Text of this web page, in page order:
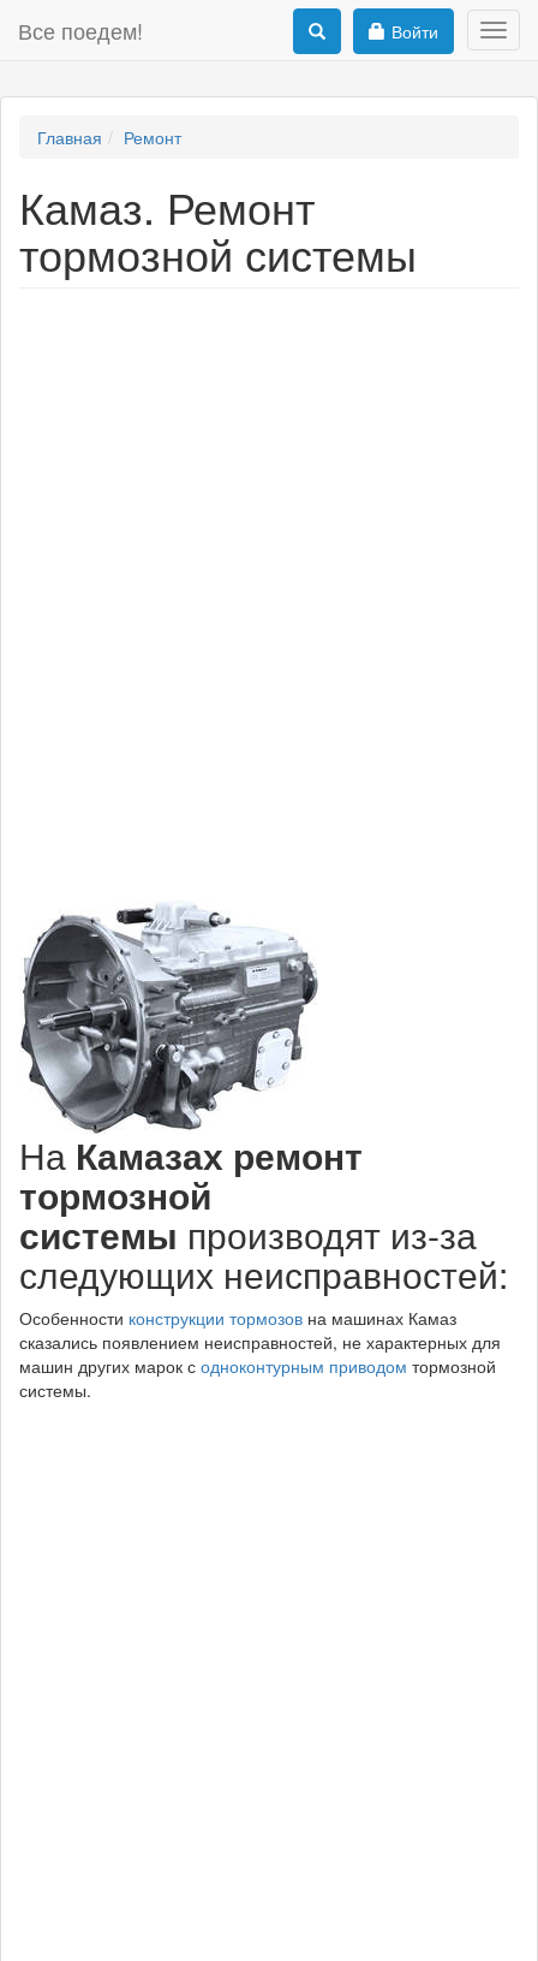
Все поедем! Войти
Главная Ремонт
Камаз. Ремонт
тормозной системы
На Камазах ремонт
тормозной
системы производят из-за
следующих неисправностей:
Особенности конструкции тормозов на машинах Камаз
сказались появлением неисправностей, не характерных для
машин других марок с одноконтурным приводом тормозной
системы.